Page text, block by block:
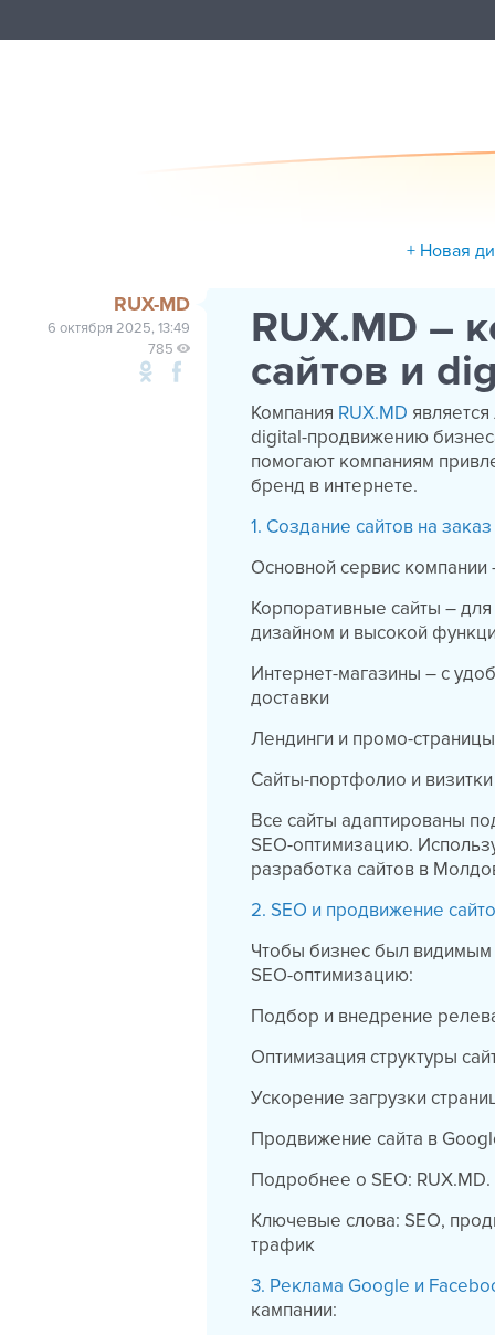
+ Новая
RUX-MD
6 октября 2025, 13:49
785
RUX.MD –
сайтов и
Компания RUX.MD
digital-продвижению
помогают компаниям
бренд в интернете.
1. Создание сайтов на заказ
Основной сервис
Корпоративные сайты –
дизайном и высокой
Интернет-магазины – с
доставки
Лендинги и промо-
Сайты-портфолио и
Все сайты адаптированы
SEO-оптимизацию.
разработка сайтов в
2. SEO и продвижение
Чтобы бизнес был видимым
SEO-оптимизацию:
Подбор и внедрение
Оптимизация структуры
Ускорение загрузки
Продвижение сайта в
Подробнее о SEO: RUX.MD.
Ключевые слова: SEO,
трафик
3. Реклама Google и
кампании: